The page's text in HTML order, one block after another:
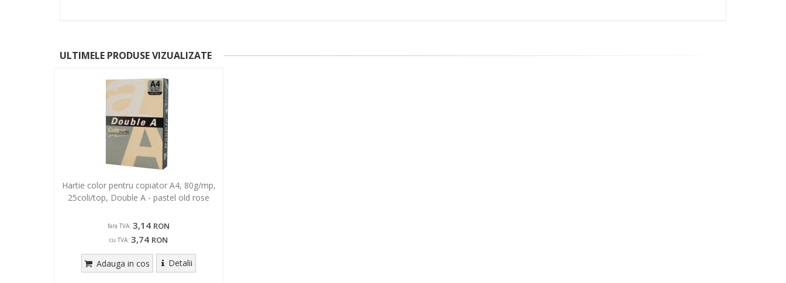
ULTIMELE PRODUSE VIZUALIZATE
Hartie color pentru copiator A4, 80g/mp,
25coli/top, Double A - pastel old rose
fara TVA: 3,14 RON
cu TVA: 3,74 RON
Adauga in cos Detalii